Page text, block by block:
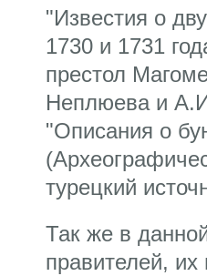
"Известия о
1730 и 1731
престол
Неплюева и
"Описания о
турецкий
Так же в
правителей,